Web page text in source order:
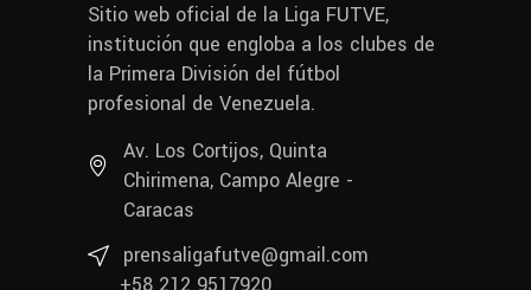
Sitio web oficial de la Liga FUTVE,
institución que engloba a los clubes de
la Primera División del fútbol
profesional de Venezuela.
Av. Los Cortijos, Quinta
Chirimena, Campo Alegre -
Caracas
prensaligafutve@gmail.com